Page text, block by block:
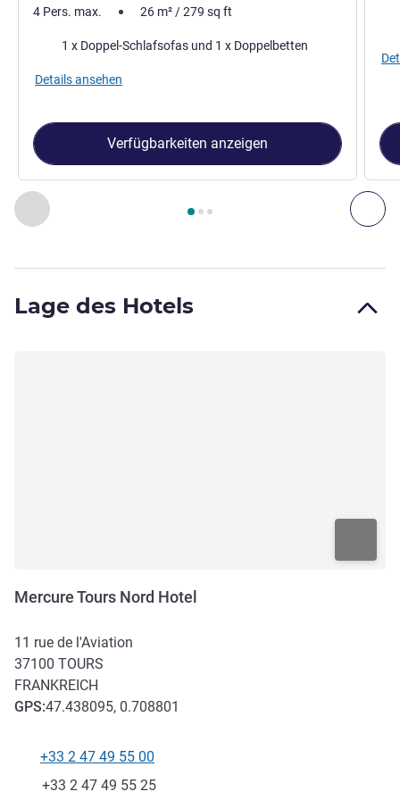
Zurück - Zimmer
Seite1 , Zimmer 1 : Classic-Zimmer,
4 Pers. max. 26 m²/279 sq ft
Bettwäsche 1 x Doppel-Schlafsofas und 1 x Doppelbetten
Details ansehen
Verfügbarkeiten anzeigen
Lage des Hotels
Mercure Tours Nord Hotel
11 rue de l'Aviation
37100 TOURS
FRANKREICH
GPS:47.438095, 0.708801
+33 2 47 49 55 00
Fax
+33 2 47 49 55 25